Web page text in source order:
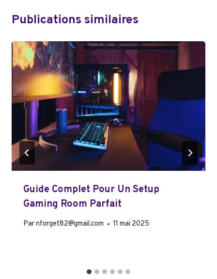
Publications similaires
Guide Complet Pour Un Setup
Gaming Room Parfait
Parnforget82@gmail.com 11 mai 2025